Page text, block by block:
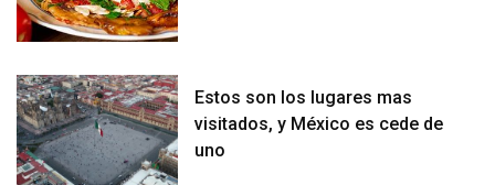
Estos son los lugares mas
visitados, y México es cede de
uno